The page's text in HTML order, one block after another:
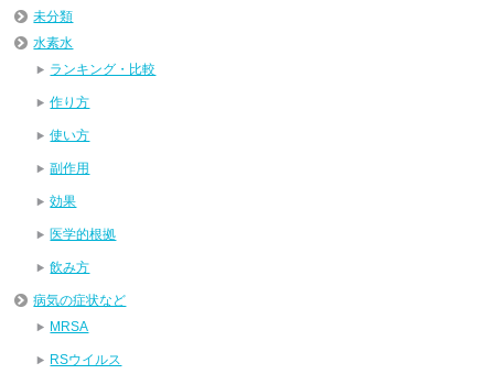
未分類
水素水
ランキング・比較
作り方
使い方
副作用
効果
医学的根拠
飲み方
病気の症状など
MRSA
RSウイルス